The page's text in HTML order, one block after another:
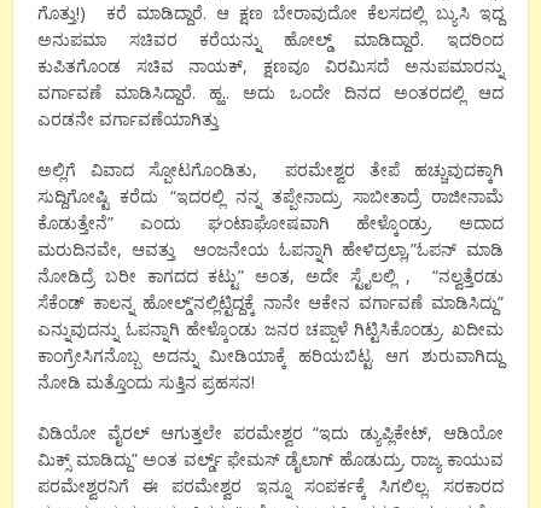
ಗೊತ್ತು!) ಕರೆ ಮಾಡಿದ್ದಾರೆ. ಆ ಕ್ಷಣ ಬೇರಾವುದೋ ಕೆಲಸದಲ್ಲಿ ಬ್ಯುಸಿ ಇದ್ದ
ಅನುಪಮಾ ಸಚಿವರ ಕರೆಯನ್ನು ಹೋಲ್ಡ್ ಮಾಡಿದ್ದಾರೆ. ಇದರಿಂದ
ಕುಪಿತಗೊಂಡ ಸಚಿವ ನಾಯಕ್, ಕ್ಷಣವೂ ವಿರಮಿಸದೆ ಅನುಪಮಾರನ್ನು
ವರ್ಗಾವಣೆ ಮಾಡಿಸಿದ್ದಾರೆ. ಹ್ಹ.. ಅದು ಒಂದೇ ದಿನದ ಅಂತರದಲ್ಲಿ ಆದ
ಎರಡನೇ ವರ್ಗಾವಣೆಯಾಗಿತ್ತು
ಅಲ್ಲಿಗೆ ವಿವಾದ ಸ್ಪೋಟಗೊಂಡಿತು, ಪರಮೇಶ್ವರ ತೇಪೆ ಹಚ್ಚುವುದಕ್ಕಾಗಿ
ಸುದ್ದಿಗೋಷ್ಟಿ ಕರೆದು “ಇದರಲ್ಲಿ ನನ್ನ ತಪ್ಪೇನಾದ್ರು ಸಾಬೀತಾದ್ರೆ ರಾಜೀನಾಮೆ
ಕೊಡುತ್ತೇನೆ” ಎಂದು ಘಂಟಾಘೋಷವಾಗಿ ಹೇಳ್ಕೊಂಡ್ರು. ಅದಾದ
ಮರುದಿನವೇ, ಆವತ್ತು ಆಂಜನೇಯ ಓಪನ್ನಾಗಿ ಹೇಳಿದ್ರಲ್ಲಾ,”ಓಪನ್ ಮಾಡಿ
ನೋಡಿದ್ರೆ ಬರೀ ಕಾಗದದ ಕಟ್ಟು” ಅಂತ, ಅದೇ ಸ್ಟೈಲಲ್ಲಿ , “ನಲ್ವತ್ತೆರಡು
ಸೆಕೆಂಡ್ ಕಾಲನ್ನ ಹೋಲ್ಡ್’ನಲ್ಲಿಟ್ಟಿದ್ದಕ್ಕೆ ನಾನೇ ಆಕೇನ ವರ್ಗಾವಣೆ ಮಾಡಿಸಿದ್ದು”
ಎನ್ನುವುದನ್ನು ಓಪನ್ನಾಗಿ ಹೇಳ್ಕೊಂಡು ಜನರ ಚಪ್ಪಾಳೆ ಗಿಟ್ಟಿಸಿಕೊಂಡ್ರು. ಖದೀಮ
ಕಾಂಗ್ರೇಸಿಗನೊಬ್ಬ ಅದನ್ನು ಮೀಡಿಯಾಕ್ಕೆ ಹರಿಯಬಿಟ್ಟ. ಆಗ ಶುರುವಾಗಿದ್ದು
ನೋಡಿ ಮತ್ತೊಂದು ಸುತ್ತಿನ ಪ್ರಹಸನ!
ವಿಡಿಯೋ ವೈರಲ್ ಆಗುತ್ತಲೇ ಪರಮೇಶ್ವರ “ಇದು ಡ್ಯುಪ್ಲಿಕೇಟ್, ಆಡಿಯೋ
ಮಿಕ್ಸ್ ಮಾಡಿದ್ದು” ಅಂತ ವರ್ಲ್ಡ್ ಫೇಮಸ್ ಡೈಲಾಗ್ ಹೊಡುದ್ರು. ರಾಜ್ಯ ಕಾಯುವ
ಪರಮೇಶ್ವರನಿಗೆ ಈ ಪರಮೇಶ್ವರ ಇನ್ನೂ ಸಂಪರ್ಕಕ್ಕೆ ಸಿಗಲಿಲ್ಲ. ಸರಕಾರದ